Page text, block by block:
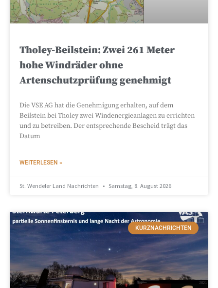
Tholey-Beilstein: Zwei 261 Meter
hohe Windräder ohne
Artenschutzprüfung genehmigt
Die VSE AG hat die Genehmigung erhalten, auf dem
Beilstein bei Tholey zwei Windenergieanlagen zu errichten
und zu betreiben. Der entsprechende Bescheid trägt das
Datum
WEITERLESEN »
St. Wendeler Land Nachrichten Samstag, 8. August 2026
KURZNACHRICHTEN